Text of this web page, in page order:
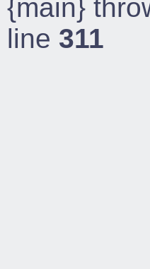
{main}
line 311